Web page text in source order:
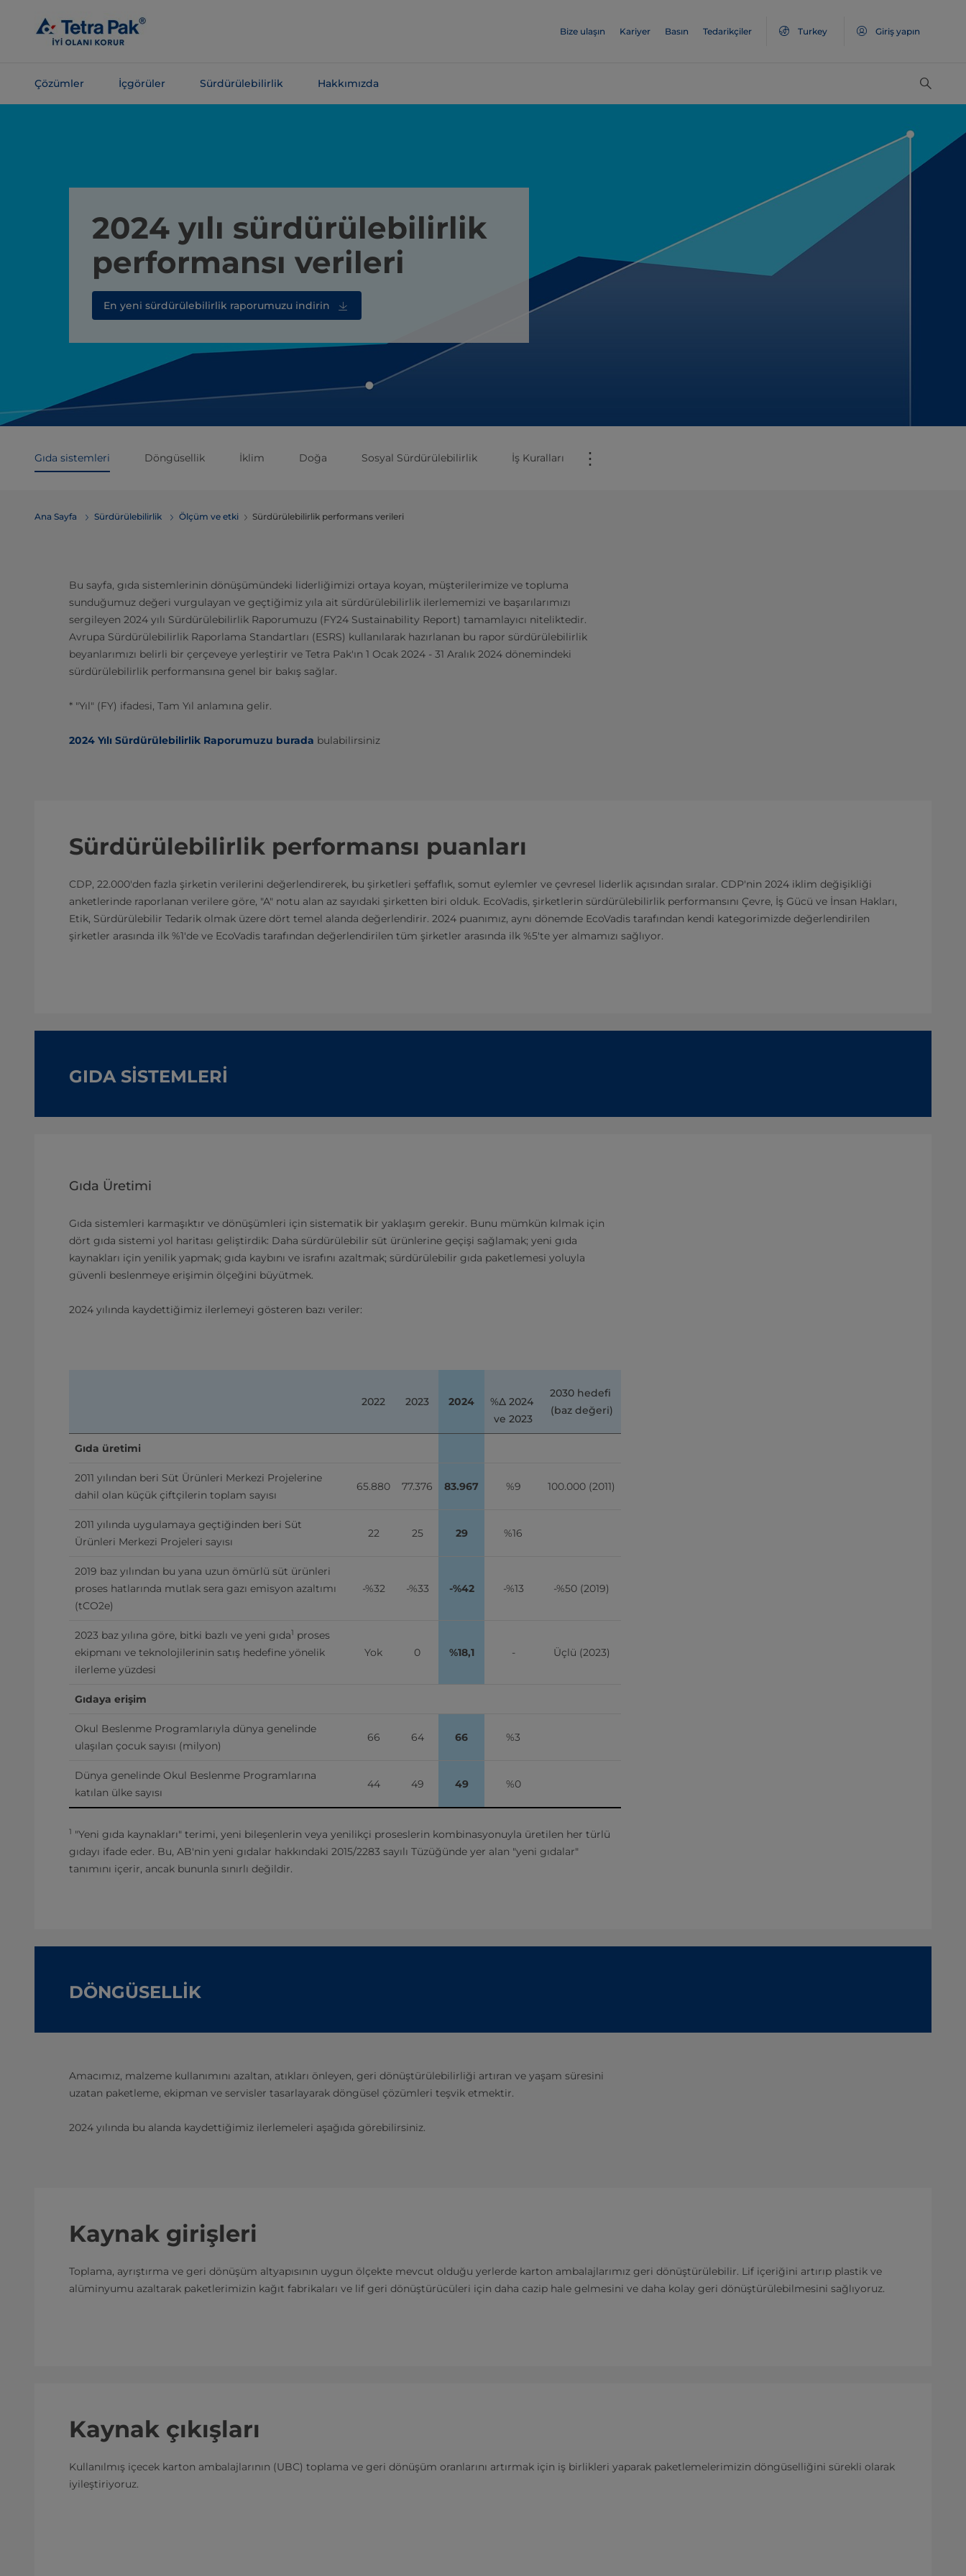
içeriğe
Bize ulaşın Kariyer Basın Tedarikçiler Turkey Giriş yapın
Çözümler İçgörüler Sürdürülebilirlik Hakkımızda
2024 yılı sürdürülebilirlik
performansı verileri
En yeni sürdürülebilirlik raporumuzu indirin
Gıda sistemleri Döngüsellik İklim Doğa Sosyal Sürdürülebilirlik İş Kuralları ⋮
Ana Sayfa Sürdürülebilirlik Ölçüm ve etki Sürdürülebilirlik performans verileri
Bu sayfa, gıda sistemlerinin dönüşümündeki liderliğimizi ortaya koyan, müşterilerimize ve topluma
sunduğumuz değeri vurgulayan ve geçtiğimiz yıla ait sürdürülebilirlik ilerlememizi ve başarılarımızı
sergileyen 2024 yılı Sürdürülebilirlik Raporumuzu (FY24 Sustainability Report) tamamlayıcı niteliktedir.
Avrupa Sürdürülebilirlik Raporlama Standartları (ESRS) kullanılarak hazırlanan bu rapor sürdürülebilirlik
beyanlarımızı belirli bir çerçeveye yerleştirir ve Tetra Pak'ın 1 Ocak 2024 - 31 Aralık 2024 dönemindeki
sürdürülebilirlik performansına genel bir bakış sağlar.
* "Yıl" (FY) ifadesi, Tam Yıl anlamına gelir.
2024 Yılı Sürdürülebilirlik Raporumuzu burada bulabilirsiniz
Sürdürülebilirlik performansı puanları
CDP, 22.000'den fazla şirketin verilerini değerlendirerek, bu şirketleri şeffaflık, somut eylemler ve çevresel liderlik açısından sıralar. CDP'nin 2024 iklim değişikliği
anketlerinde raporlanan verilere göre, "A" notu alan az sayıdaki şirketten biri olduk. EcoVadis, şirketlerin sürdürülebilirlik performansını Çevre, İş Gücü ve İnsan Hakları,
Etik, Sürdürülebilir Tedarik olmak üzere dört temel alanda değerlendirir. 2024 puanımız, aynı dönemde EcoVadis tarafından kendi kategorimizde değerlendirilen
şirketler arasında ilk %1'de ve EcoVadis tarafından değerlendirilen tüm şirketler arasında ilk %5'te yer almamızı sağlıyor.
GIDA SİSTEMLERİ
Gıda Üretimi
Gıda sistemleri karmaşıktır ve dönüşümleri için sistematik bir yaklaşım gerekir. Bunu mümkün kılmak için
dört gıda sistemi yol haritası geliştirdik: Daha sürdürülebilir süt ürünlerine geçişi sağlamak; yeni gıda
kaynakları için yenilik yapmak; gıda kaybını ve israfını azaltmak; sürdürülebilir gıda paketlemesi yoluyla
güvenli beslenmeye erişimin ölçeğini büyütmek.
2024 yılında kaydettiğimiz ilerlemeyi gösteren bazı veriler:
2022 2023 2024
%∆ 2024
ve 2023
2030 hedefi
(baz değeri)
Gıda üretimi
2011 yılından beri Süt Ürünleri Merkezi Projelerine
dahil olan küçük çiftçilerin toplam sayısı
65.880 77.376 83.967 %9 100.000 (2011)
2011 yılında uygulamaya geçtiğinden beri Süt
Ürünleri Merkezi Projeleri sayısı
22 25 29 %16
2019 baz yılından bu yana uzun ömürlü süt ürünleri
proses hatlarında mutlak sera gazı emisyon azaltımı
(tCO2e)
-%32 -%33 -%42 -%13 -%50 (2019)
2023 baz yılına göre, bitki bazlı ve yeni gıda1 proses
ekipmanı ve teknolojilerinin satış hedefine yönelik
ilerleme yüzdesi
Yok 0 %18,1 - Üçlü (2023)
Gıdaya erişim
Okul Beslenme Programlarıyla dünya genelinde
ulaşılan çocuk sayısı (milyon)
66 64 66 %3
Dünya genelinde Okul Beslenme Programlarına
katılan ülke sayısı
44 49 49 %0
1 "Yeni gıda kaynakları" terimi, yeni bileşenlerin veya yenilikçi proseslerin kombinasyonuyla üretilen her türlü
gıdayı ifade eder. Bu, AB'nin yeni gıdalar hakkındaki 2015/2283 sayılı Tüzüğünde yer alan "yeni gıdalar"
tanımını içerir, ancak bununla sınırlı değildir.
DÖNGÜSELLİK
Amacımız, malzeme kullanımını azaltan, atıkları önleyen, geri dönüştürülebilirliği artıran ve yaşam süresini
uzatan paketleme, ekipman ve servisler tasarlayarak döngüsel çözümleri teşvik etmektir.
2024 yılında bu alanda kaydettiğimiz ilerlemeleri aşağıda görebilirsiniz.
Kaynak girişleri
Toplama, ayrıştırma ve geri dönüşüm altyapısının uygun ölçekte mevcut olduğu yerlerde karton ambalajlarımız geri dönüştürülebilir. Lif içeriğini artırıp plastik ve
alüminyumu azaltarak paketlerimizin kağıt fabrikaları ve lif geri dönüştürücüleri için daha cazip hale gelmesini ve daha kolay geri dönüştürülebilmesini sağlıyoruz.
Kaynak çıkışları
Kullanılmış içecek karton ambalajlarının (UBC) toplama ve geri dönüşüm oranlarını artırmak için iş birlikleri yaparak paketlemelerimizin döngüselliğini sürekli olarak
iyileştiriyoruz.